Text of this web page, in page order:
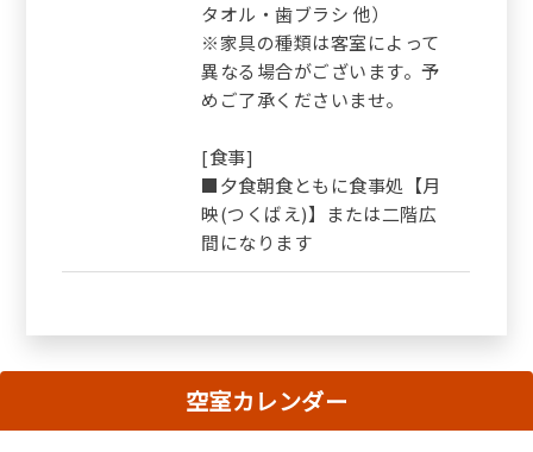
タオル・歯ブラシ 他）
※家具の種類は客室によって
異なる場合がございます。予
めご了承くださいませ。
[食事]
■夕食朝食ともに食事処【月
映(つくばえ)】または二階広
間になります
空室カレンダー